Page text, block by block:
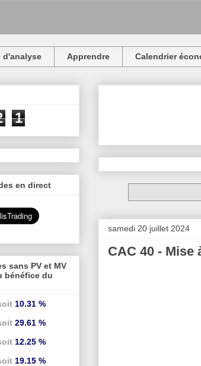
d'analyse Apprendre Calendrier
samedi 20 juillet 2024
CAC 40 -
1
en direct
sans PV et MV
bénéfice du
10.31 %
29.61 %
12.25 %
19.15 %